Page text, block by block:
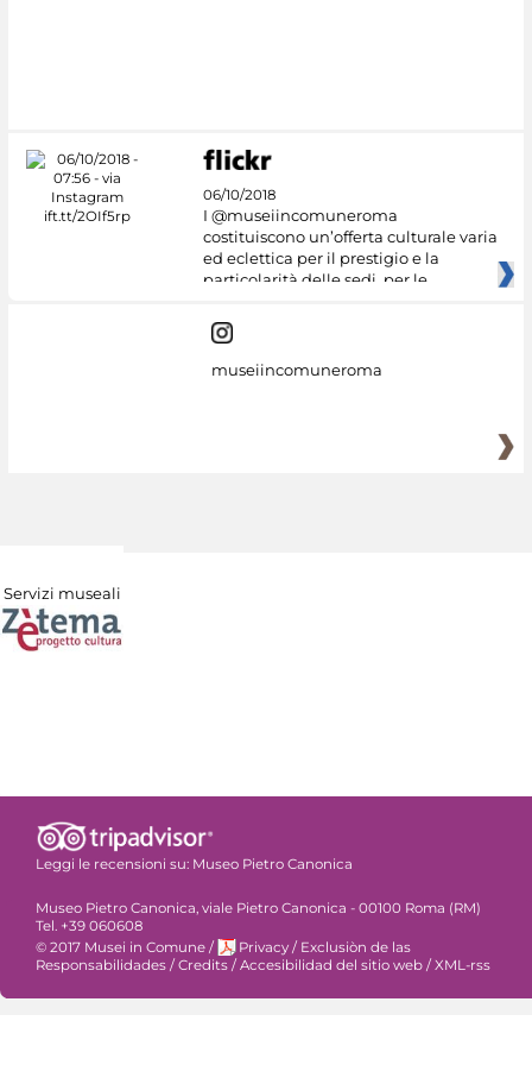
06/10/2018
I @museiincomuneroma
costituiscono un’offerta culturale varia
ed eclettica per il prestigio e la
particolarità delle sedi, per le
museiincomuneroma
Servizi museali
Leggi le recensioni su: Museo Pietro Canonica
Museo Pietro Canonica, viale Pietro Canonica - 00100 Roma (RM)
Tel. +39 060608
© 2017 Musei in Comune / Privacy / Exclusiòn de las
Responsabilidades / Credits / Accesibilidad del sitio web / XML-rss